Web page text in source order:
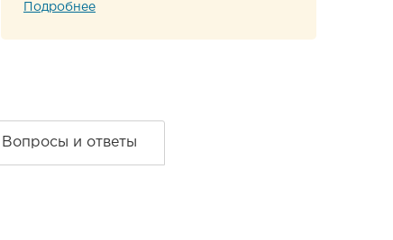
Подробнее
Вопросы и ответы